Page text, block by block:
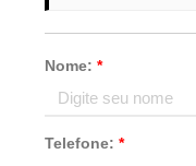
Nome:*
Telefone:*